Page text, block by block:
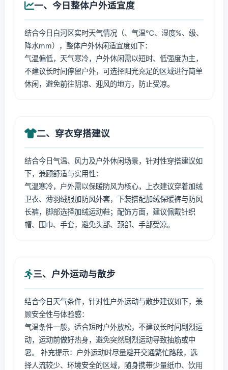
一、今日整体户外适宜度
结合今日白河区实时天气情况（、气温℃、湿度%、级、
降水mm），整体户外休闲适宜度如下：
气温偏低，天气寒冷，户外休闲需以短时、低强度为主，
不建议长时间停留户外，可选择阳光充足的区域进行简单
休闲，避免前往阴凉、迎风的地方，防止受凉。
二、穿衣穿搭建议
结合今日气温、风力及户外休闲场景，针对性穿搭建议如
下，兼顾舒适与实用性：
气温寒冷，户外需以保暖防风为核心，上衣建议穿着加绒
卫衣、薄羽绒服加防风外套，下装搭配加绒保暖裤与防风
长裤，脚部选择加绒运动鞋；配饰方面，建议佩戴针织
帽、围巾、手套，避免头部、颈部、手部受凉。
三、户外运动与散步
结合今日天气条件，针对性户外运动与散步建议如下，兼
顾安全性与体验感：
气温条件一般，适合短时户外放松，不建议长时间剧烈运
动，运动前做好热身，避免突然剧烈运动导致抽筋或中
暑。 补充提示：户外运动时尽量避开交通繁忙路段，选
择人流较少、环境安全的区域，随身携带少量纸巾、饮用